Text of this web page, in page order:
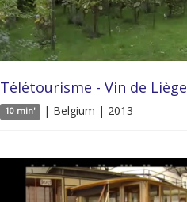
Télétourisme - Vin de Liège
10 min' | Belgium | 2013